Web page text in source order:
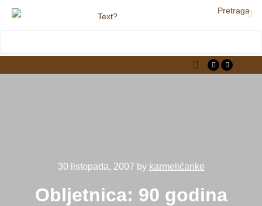
Pretraga
30 listopada, 2007 by karmelićanke
Obljetnica: 90 godina